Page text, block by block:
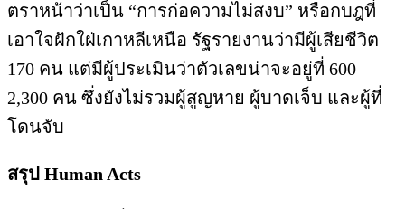
ตราหน้าว่าเป็น “การก่อความไม่สงบ” หรือกบฎที่
เอาใจฝักใฝ่เกาหลีเหนือ รัฐรายงานว่ามีผู้เสียชีวิต
170 คน แต่มีผู้ประเมินว่าตัวเลขน่าจะอยู่ที่ 600 –
2,300 คน ซึ่งยังไม่รวมผู้สูญหาย ผู้บาดเจ็บ และผู้ที่
โดนจับ
สรุป Human Acts